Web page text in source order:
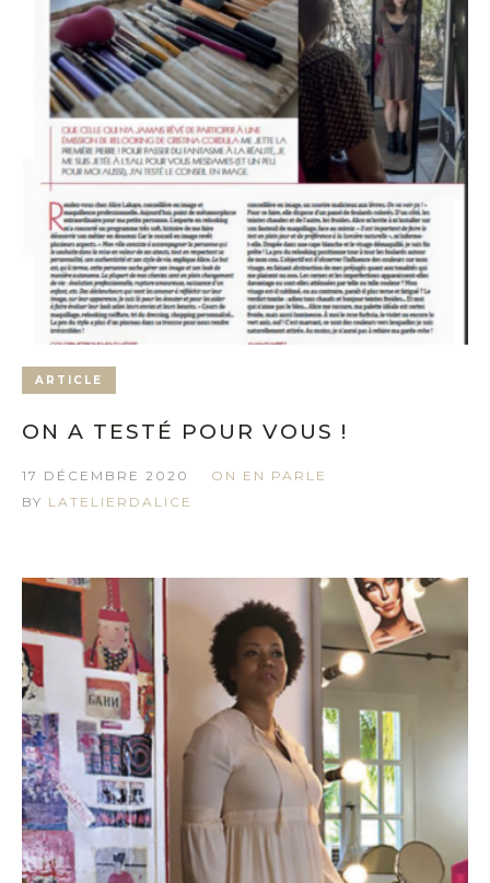
ARTICLE
ON A TESTÉ POUR VOUS !
17 DÉCEMBRE 2020
ON EN PARLE
BY LATELIERDALICE